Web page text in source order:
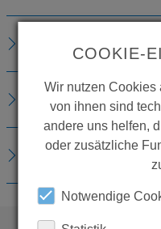
ZUBEHÖR
ERSATZTEILE
DOWNLOADS
COOKIE-
Wir nutzen Cookies
von ihnen sind
andere uns helfen,
oder zusätzliche
Notwendige